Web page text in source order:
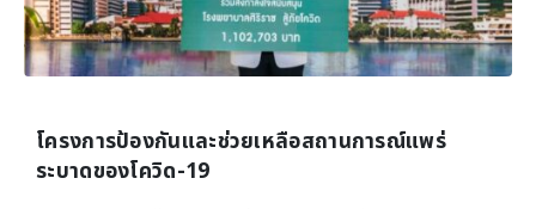
โครงการป้องกันและช่วยเหลือสถานการณ์แพร่
ระบาดของโควิด-19